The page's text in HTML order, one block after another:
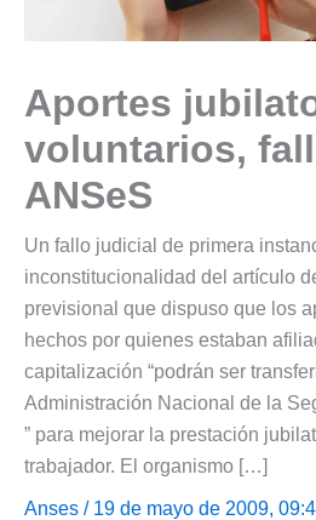
Aportes
voluntarios,
ANSeS
Un fallo judicial de primera
inconstitucionalidad del artículo
previsional que dispuso que los
hechos por quienes estaban
capitalización “podrán ser
Administración Nacional de la
” para mejorar la prestación
trabajador. El organismo […]
Anses / 19 de mayo de 2009,